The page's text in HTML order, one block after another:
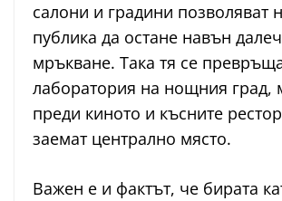
салони и градини позволяват
публика да остане навън
мръкване. Така тя се
лаборатория на нощния град,
преди киното и късните
заемат централно място.
Важен е и фактът, че бирата